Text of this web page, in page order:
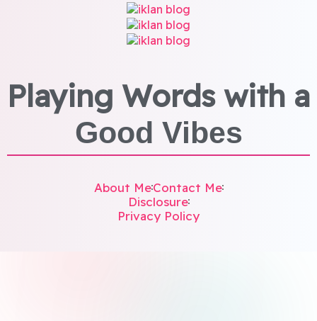
Playing Words with a
Good Vibes
About MeContact Me
Disclosure
Privacy Policy